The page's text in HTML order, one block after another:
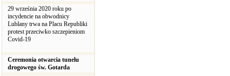
29 września 2020 roku po
incydencie na obwodnicy
Lublany trwa na Placu Republiki
protest przeciwko szczepieniom
Covid-19
Ceremonia otwarcia tunelu
drogowego św. Gotarda